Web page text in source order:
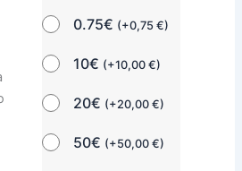
0.75€ (+0,75€)
10€ (+10,00€)
20€ (+20,00€)
50€ (+50,00€)